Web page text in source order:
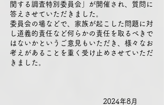
関する調査特別委員会」が開催され、質問に
答えさせていただきました。
委員会の場などで、家族が起こした問題に対
し道義的責任など何らかの責任を取るべきで
はないかというご意見もいただき、様々なお
考えがあることを重く受け止めさせていただ
きました。
2024年8月